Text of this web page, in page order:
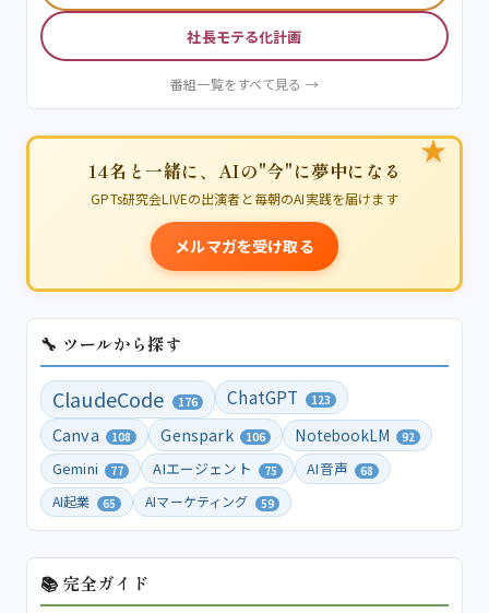
社長モテる化計画
番組一覧をすべて見る →
★
14名と一緒に、AIの"今"に夢中になる
GPTs研究会LIVEの出演者と毎朝のAI実践を届けます
メルマガを受け取る
🔧 ツールから探す
ClaudeCode 176 ChatGPT 123
Canva 108 Genspark 106 NotebookLM 92
Gemini 77 AIエージェント 75 AI音声 68
AI起業 65 AIマーケティング 59
📚 完全ガイド